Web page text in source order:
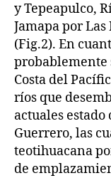
y Tepeapulco,
Jamapa por
(Fig.2). En
probablemente
Costa del
ríos que
actuales
Guerrero, las
teotihuacana
de